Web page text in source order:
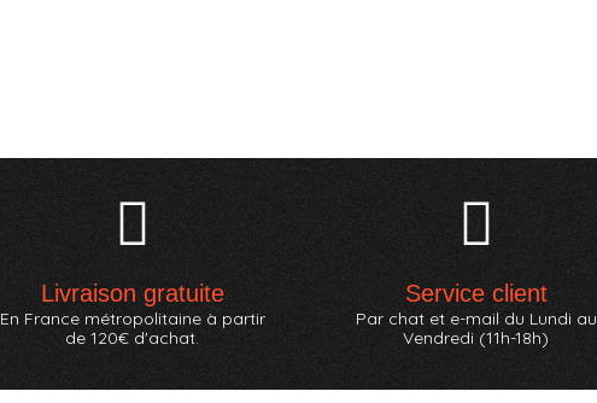
Livraison gratuite
En France métropolitaine à partir
de 120€ d'achat.
Service client
Par chat et e-mail du Lundi au
Vendredi (11h-18h)